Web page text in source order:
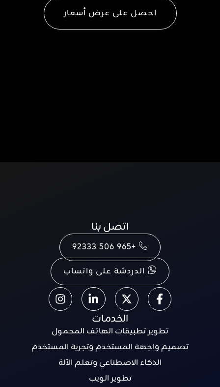
احصل على عرض أسعار
اتصل بنا
+965 506 92333
الدردشة على واتساب
الخدمات
تطوير تطبيقات الهاتف المحمول
تصميم واجهة المستخدم وتجربة المستخدم
الذكاء الاصطناعي وتعلم الآلة
تطوير الويب